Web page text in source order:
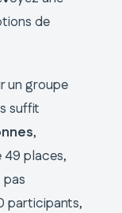
de
un groupe
suffit
,
places,
pas
participants,